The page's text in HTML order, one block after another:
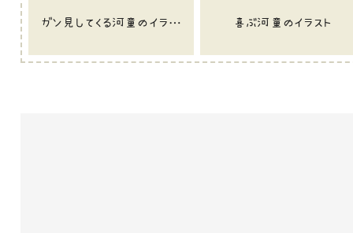
ガン見してくる河童のイラスト 喜ぶ河童のイラスト